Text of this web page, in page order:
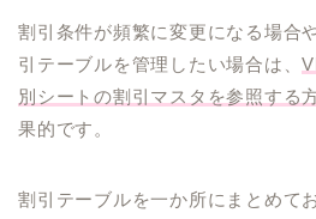
割引条件が頻繁に変更になる場合
引テーブルを管理したい場合は、
別シートの割引マスタを参照する
果的です。
割引テーブルを一か所にまとめて